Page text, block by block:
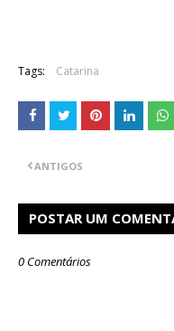
Tags: Catarina
ANTIGOS
POSTAR UM
0 Comentários